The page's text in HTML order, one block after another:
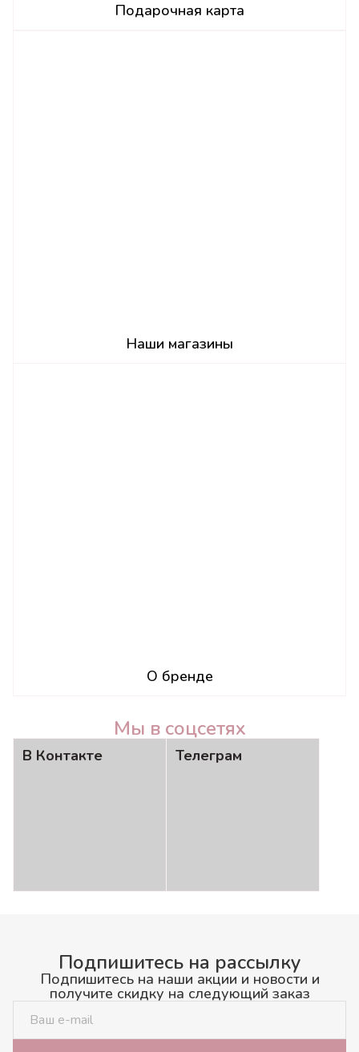
Подарочная карта
Наши магазины
О бренде
Мы в соцсетях
В Контакте Телеграм
Подпишитесь на рассылку
Подпишитесь на наши акции и новости и
получите скидку на следующий заказ